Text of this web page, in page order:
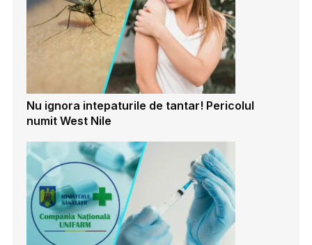
Nu ignora intepaturile de tantar! Pericolul
numit West Nile